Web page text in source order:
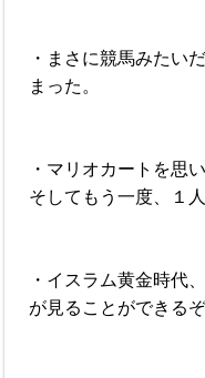
・まさに競馬みたい
まった。
・マリオカートを思
そしてもう一度、１
・イスラム黄金時代
が見ることができるぞ